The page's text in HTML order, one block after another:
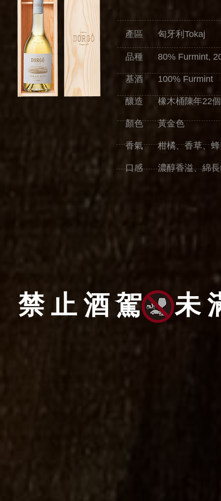
產區 匈牙利Tokaj
品種 80% Furmint,
基酒 100% Furmint
釀造 橡木桶陳年22個
顏色 黃金色
香氣 柑橘、香草、蜂
口感 濃醇香溢、綿長
禁止酒駕 未